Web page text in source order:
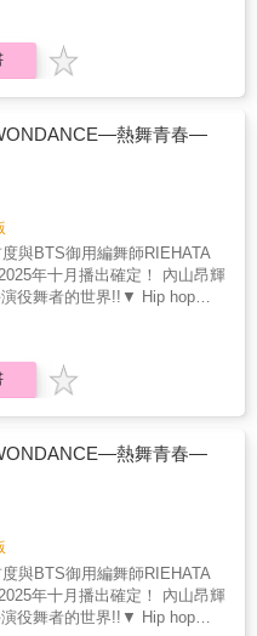
校青春群像劇！▼ 獨特的舞蹈
聽得見「聲音」的漫畫...！下
！▼ 人氣聲優內山昂輝配音PV
一凜高中舞蹈社，迎來本年度
。會場上，被初次遇見的他校
花木，緊張感無所遁形。 更糟
誤認為是，去年以壓倒性舞技
凜高中舞蹈社前輩嚴島伊折，
盯上。 重重壓力堆疊之下，花
田特訓的成果──白熱化的舞蹈
熱舞青春—
與BTS御用編舞師RIEHATA
十月播出確定！ 內山昂輝
役舞者的世界!!▼ Hip hop、
校青春群像劇！▼ 獨特的舞蹈
聽得見「聲音」的漫畫...！下
！▼ 人氣聲優內山昂輝配音PV
「我認為你更適合Battle。」
才能被一凜高中舞蹈社唯一的前
木，被Dance Battle所具有的獨
此時，遇見了B-BOY舞者壁谷
，各自的舞蹈理念、先天上的
對舞蹈社的價值觀都有所不
煩惱，壁谷的地板動作，卻能
大比賽現場──跟著最強B-BOY
Dance Battle高中對抗賽！
熱舞青春—
與BTS御用編舞師RIEHATA
十月播出確定！ 內山昂輝
役舞者的世界!!▼ Hip hop、